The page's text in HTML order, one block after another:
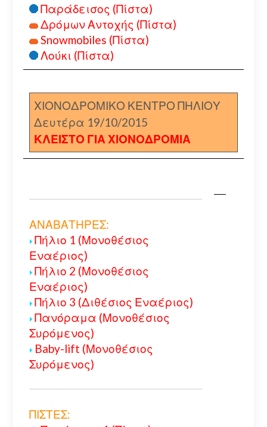
Παράδεισος (Πίστα)
Δρόμων Αντοχής (Πίστα)
Snowmobiles (Πίστα)
Λούκι (Πίστα)
ΧΙΟΝΟΔΡΟΜΙΚΟ ΚΕΝΤΡΟ ΠΗΛΙΟΥ
Δευτέρα 19/10/2015
ΚΛΕΙΣΤΟ ΓΙΑ ΧΙΟΝΟΔΡΟΜΙΑ
ΑΝΑΒΑΤΗΡΕΣ:
Πήλιο 1 (Μονοθέσιος
Εναέριος)
Πήλιο 2 (Μονοθέσιος
Εναέριος)
Πήλιο 3 (Διθέσιος Εναέριος)
Πανόραμα (Μονοθέσιος
Συρόμενος)
Baby-lift (Μονοθέσιος
Συρόμενος)
ΠΙΣΤΕΣ: